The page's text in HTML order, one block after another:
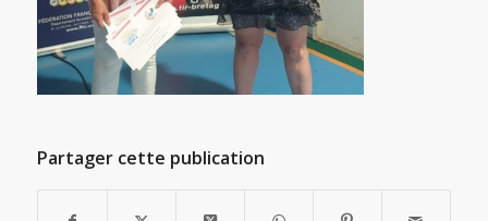
Partager cette publication